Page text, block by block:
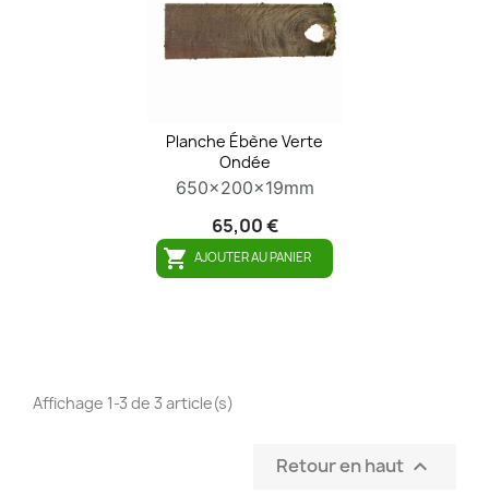
Planche Ébène Verte
Ondée
650x200x19mm
65,00 €
 AJOUTER AU PANIER
Affichage 1-3 de 3 article(s)
Retour en haut 